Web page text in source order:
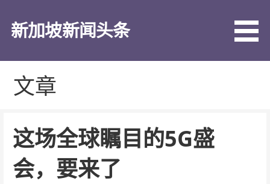
新加坡新闻头条
文章
这场全球瞩目的5G盛
会，要来了